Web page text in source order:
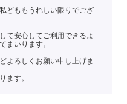
どももうれしい限りでござ
て安心してご利用できるよ
まいります。
よろしくお願い申し上げま
ます。